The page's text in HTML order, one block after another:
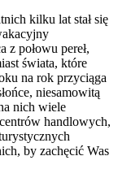
kilku lat stał się
z połowu pereł,
świata, które
na rok przyciąga
niesamowitą
nich wiele
handlowych,
by zachęcić Was